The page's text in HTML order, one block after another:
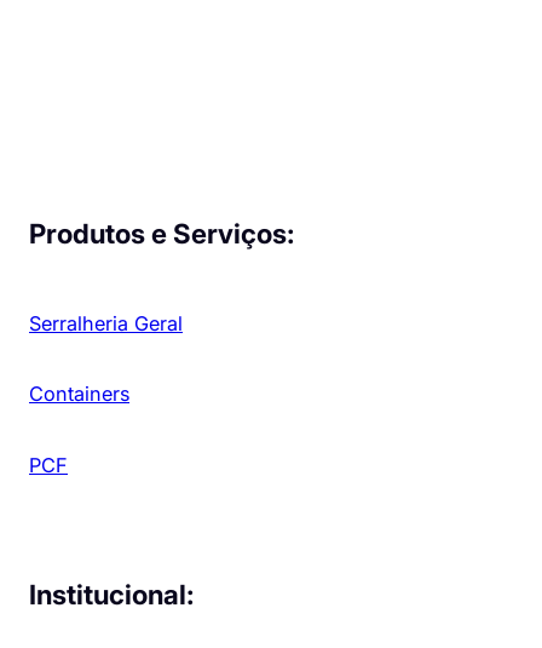
Produtos e Serviços:
Serralheria Geral
Containers
PCF
Institucional: